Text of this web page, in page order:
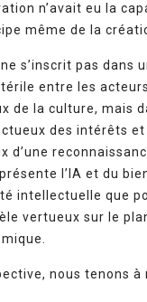
n’avait eu la
même de la
s’inscrit pas dans
entre les
de la culture, mais
des intérêts
d’une
l’IA et du
intellectuelle que
vertueux sur le
nous tenons à